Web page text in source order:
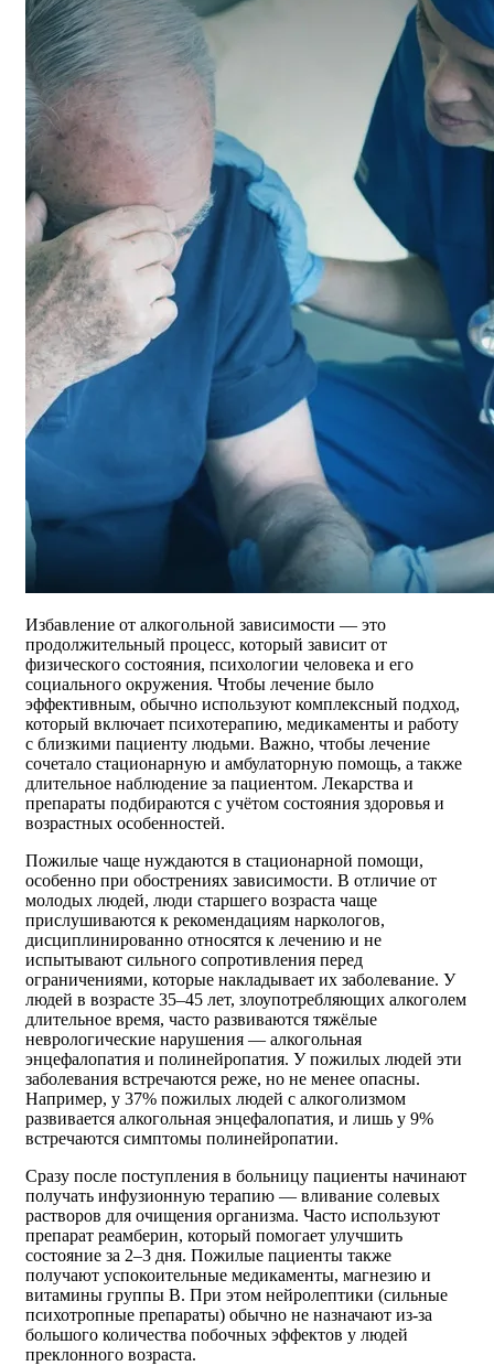
Избавление от алкогольной зависимости — это
продолжительный процесс, который зависит от
физического состояния, психологии человека и его
социального окружения. Чтобы лечение было
эффективным, обычно используют комплексный подход,
который включает психотерапию, медикаменты и работу
с близкими пациенту людьми. Важно, чтобы лечение
сочетало стационарную и амбулаторную помощь, а также
длительное наблюдение за пациентом. Лекарства и
препараты подбираются с учётом состояния здоровья и
возрастных особенностей.
Пожилые чаще нуждаются в стационарной помощи,
особенно при обострениях зависимости. В отличие от
молодых людей, люди старшего возраста чаще
прислушиваются к рекомендациям наркологов,
дисциплинированно относятся к лечению и не
испытывают сильного сопротивления перед
ограничениями, которые накладывает их заболевание. У
людей в возрасте 35–45 лет, злоупотребляющих алкоголем
длительное время, часто развиваются тяжёлые
неврологические нарушения — алкогольная
энцефалопатия и полинейропатия. У пожилых людей эти
заболевания встречаются реже, но не менее опасны.
Например, у 37% пожилых людей с алкоголизмом
развивается алкогольная энцефалопатия, и лишь у 9%
встречаются симптомы полинейропатии.
Сразу после поступления в больницу пациенты начинают
получать инфузионную терапию — вливание солевых
растворов для очищения организма. Часто используют
препарат реамберин, который помогает улучшить
состояние за 2–3 дня. Пожилые пациенты также
получают успокоительные медикаменты, магнезию и
витамины группы В. При этом нейролептики (сильные
психотропные препараты) обычно не назначают из-за
большого количества побочных эффектов у людей
преклонного возраста.